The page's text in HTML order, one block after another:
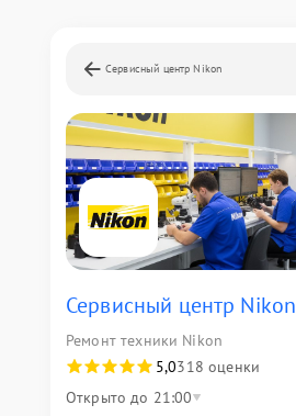
Сервисный центр Nikon
Сервисный центр Nikon
Ремонт техники Nikon
5,0318 оценки
Открыто до 21:00